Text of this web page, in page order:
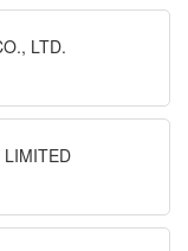
LTD.
LIMITED